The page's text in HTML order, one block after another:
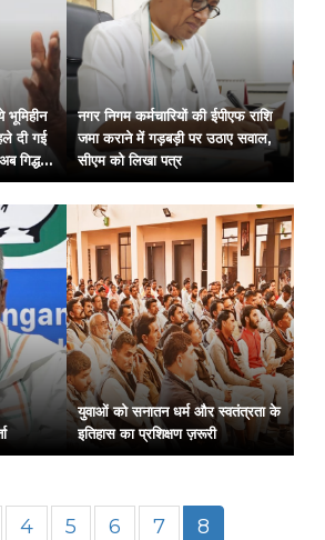
भूमिहीन
दी गई
गिद्ध
पत्र
नगर निगम कर्मचारियों की ईपीएफ राशि
जमा कराने में गड़बड़ी पर उठाए सवाल,
सीएम को लिखा पत्र
युवाओं को सनातन धर्म और स्वतंत्रता के
इतिहास का प्रशिक्षण ज़रूरी
4 5 6 7 8